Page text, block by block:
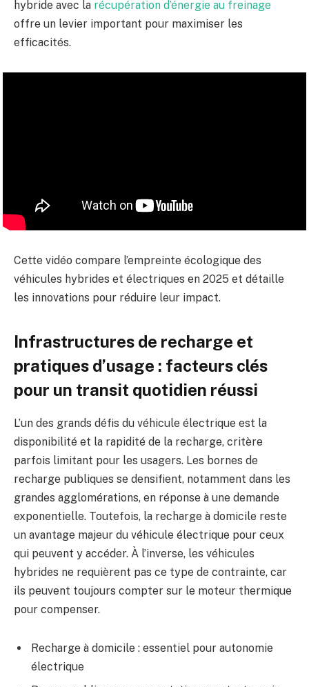
hybride avec la récupération d’énergie au freinage
offre un levier important pour maximiser les
efficacités.
Cette vidéo compare l’empreinte écologique des
véhicules hybrides et électriques en 2025 et détaille
les innovations pour réduire leur impact.
Infrastructures de recharge et
pratiques d’usage : facteurs clés
pour un transit quotidien réussi
L’un des grands défis du véhicule électrique est la
disponibilité et la rapidité de la recharge, critère
parfois limitant pour les usagers. Les bornes de
recharge publiques se densifient, notamment dans les
grandes agglomérations, en réponse à une demande
exponentielle. Toutefois, la recharge à domicile reste
un avantage majeur du véhicule électrique pour ceux
qui peuvent y accéder. À l’inverse, les véhicules
hybrides ne requièrent pas ce type de contrainte, car
ils peuvent toujours compter sur le moteur thermique
pour compenser.
Recharge à domicile : essentiel pour autonomie
électrique